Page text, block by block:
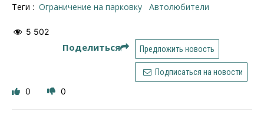
Теги : Ограничение на парковку автолюбители
5 502
Поделиться Предложить новость
Подписаться на новости
0 0